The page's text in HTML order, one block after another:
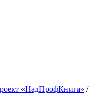
«НадПрофКнига» /